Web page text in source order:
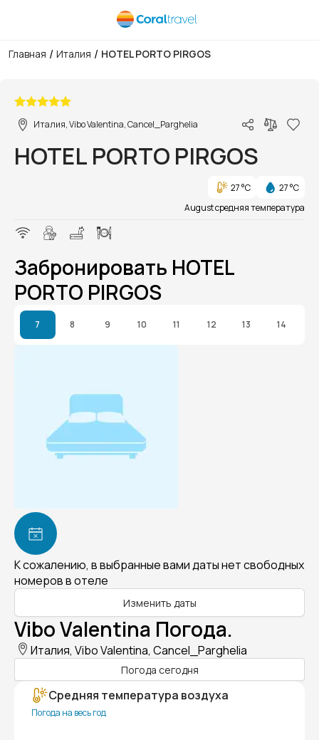
Главная / Италия / HOTEL PORTO PIRGOS
Италия, Vibo Valentina, Cancel_Parghelia
HOTEL PORTO PIRGOS
27 °C
27 °C
August средняя температура
Забронировать HOTEL
PORTO PIRGOS
7 8 9 10 11 12 13 14
К сожалению, в выбранные вами даты нет свободных
номеров в отеле
Изменить даты
Vibo Valentina Погода.
Италия, Vibo Valentina, Cancel_Parghelia
Погода сегодня
Средняя температура воздуха
Погода на весь год